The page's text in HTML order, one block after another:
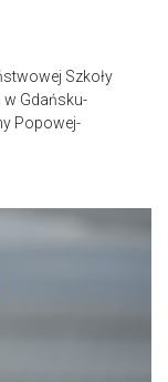
Szkoły
w Gdańsku-
Popowej-